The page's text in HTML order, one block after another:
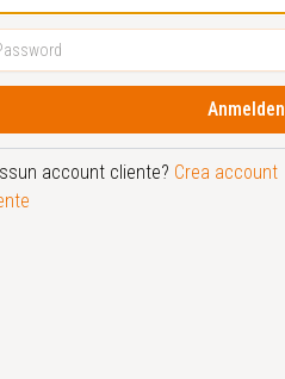
Anmelden
account cliente? Crea account